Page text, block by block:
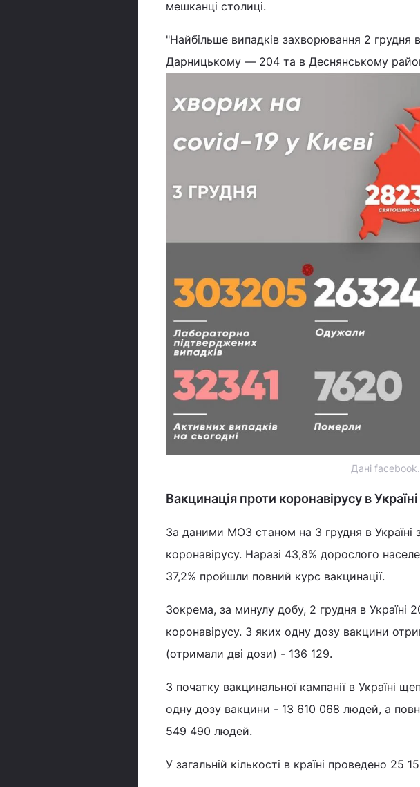
мешканці столиці.
"Найбільше випадків захворювання 2
Дарницькому — 204 та в Деснянському
Дані
Вакцинація проти коронавірусу в Україні
За даними МОЗ станом на 3 грудня в Україні
коронавірусу. Наразі 43,8% дорослого
37,2% пройшли повний курс вакцинації.
Зокрема, за минулу добу, 2 грудня в Україні
коронавірусу. З яких одну дозу вакцини
(отримали дві дози) - 136 129.
З початку вакцинальної кампанії в Україні
одну дозу вакцини - 13 610 068 людей, а
549 490 людей.
У загальній кількості в країні проведено 25